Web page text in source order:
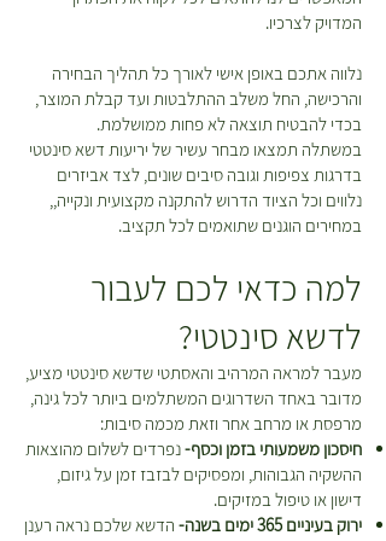
ובחרתם להחזיר פריטים תהיה עלות
המקוריים ואלו יקוזזו מהזיכוי שמגיע
לכם. *יש לטפל בצמחים על פי
ההוראות המופיעות על גבי כל צמח
בעמוד המוצר עד למועד ביצוע
ההחזרה\החלפה.
המדויק לצרכיו.
נלווה אתכם באופן אישי לאורך כל תהליך הבחירה
והרכישה, החל משלב ההתלבטות ועד קבלת המוצר,
בכדי להבטיח תוצאה לא פחות ממושלמת.
במשתלה תמצאו מבחר עשיר של יריעות דשא סינטטי
בדרגות צפיפות וגובה סיבים שונים, לצד אביזרים
נלווים וכל הציוד הדרוש להתקנה מקצועית ונקייה,,
במחירים הוגנים שתואמים לכל תקציב.
למה כדאי לכם לעבור
לדשא סינטטי?
מעבר למראה המרהיב והאסתטי שדשא סינטטי מציע,
מדובר באחד השדרוגים המשתלמים ביותר לכל גינה,
מרפסת או מרחב אחר וזאת מכמה סיבות:
חיסכון משמעותי בזמן וכסף-נפרדים לשלום מהוצאות
ההשקיה הגבוהות, ומפסיקים לבזבז זמן על גיזום,
דישון או טיפול במזיקים.
ירוק בעיניים 365 ימים בשנה-
הדשא שלכם נראה רענן